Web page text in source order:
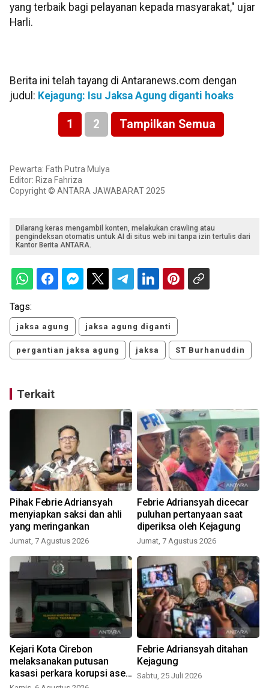
yang terbaik bagi pelayanan kepada masyarakat," ujar
Harli.
Berita ini telah tayang di Antaranews.com dengan
judul: Kejagung: Isu Jaksa Agung diganti hoaks
1 2 Tampilkan Semua
Pewarta: Fath Putra Mulya
Editor: Riza Fahriza
Copyright © ANTARA JAWABARAT 2025
Dilarang keras mengambil konten, melakukan crawling atau
pengindeksan otomatis untuk AI di situs web ini tanpa izin tertulis dari
Kantor Berita ANTARA.
Tags:
jaksa agung jaksa agung diganti
pergantian jaksa agung jaksa ST Burhanuddin
Terkait
Pihak Febrie Adriansyah
menyiapkan saksi dan ahli
yang meringankan
Jumat, 7 Agustus 2026
Febrie Adriansyah dicecar
puluhan pertanyaan saat
diperiksa oleh Kejagung
Jumat, 7 Agustus 2026
Kejari Kota Cirebon
melaksanakan putusan
kasasi perkara korupsi aset
PDP
Febrie Adriansyah ditahan
Kejagung
Sabtu, 25 Juli 2026